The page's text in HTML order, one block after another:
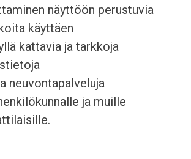
näyttöön perustuvia
käyttäen
kattavia ja tarkkoja
neuvontapalveluja
ja muille